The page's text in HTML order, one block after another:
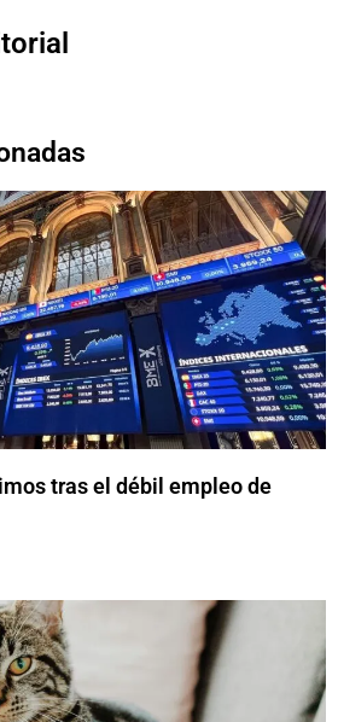
tras el débil empleo de